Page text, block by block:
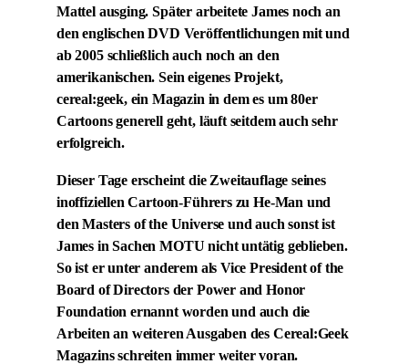
Mattel ausging. Später arbeitete James noch an
den englischen DVD Veröffentlichungen mit und
ab 2005 schließlich auch noch an den
amerikanischen. Sein eigenes Projekt,
cereal:geek, ein Magazin in dem es um 80er
Cartoons generell geht, läuft seitdem auch sehr
erfolgreich.
Dieser Tage erscheint die Zweitauflage seines
inoffiziellen Cartoon-Führers zu He-Man und
den Masters of the Universe und auch sonst ist
James in Sachen MOTU nicht untätig geblieben.
So ist er unter anderem als Vice President of the
Board of Directors der Power and Honor
Foundation ernannt worden und auch die
Arbeiten an weiteren Ausgaben des Cereal:Geek
Magazins schreiten immer weiter voran.